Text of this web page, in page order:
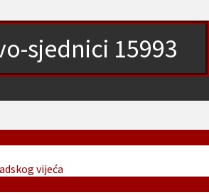
sjednici 15993
vijeća